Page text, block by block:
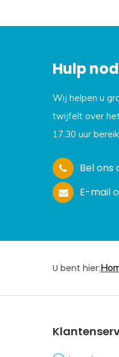
Hulp
Wij helpen u
twijfelt over
17.30 uur
Bel ons
E-mail
U bent hier: